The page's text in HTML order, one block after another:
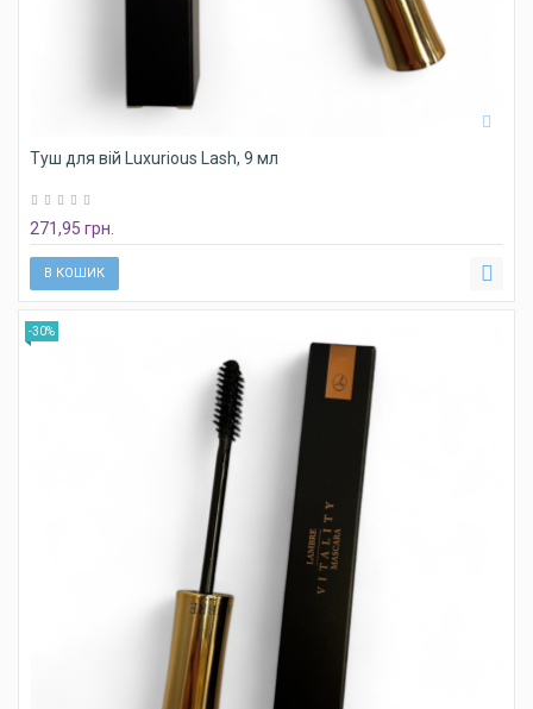
Туш для вій Luxurious Lash, 9 мл
271,95 грн.
В КОШИК
-30%